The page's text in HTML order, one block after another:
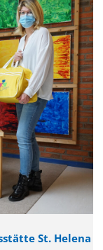
St. Helena